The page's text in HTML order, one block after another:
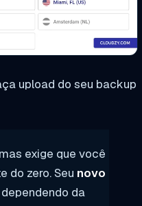
upload do seu backup
exige que você
do zero. Seu novo
dependendo da